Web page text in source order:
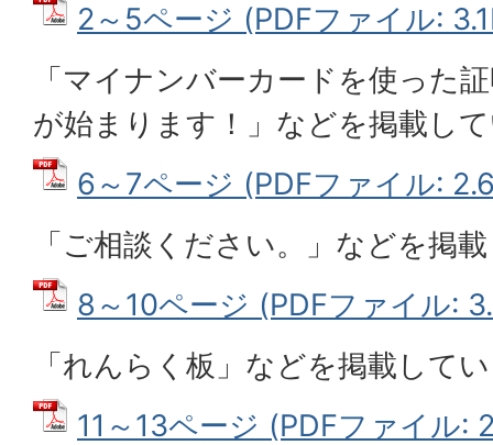
2～5ページ (PDFファイル:
「マイナンバーカードを使った
が始まります！」などを掲載し
6～7ページ (PDFファイル:
「ご相談ください。」などを掲
8～10ページ (PDFファイル:
「れんらく板」などを掲載して
11～13ページ (PDFファイル: